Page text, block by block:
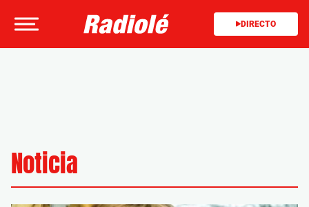
DIRECTO
Noticia